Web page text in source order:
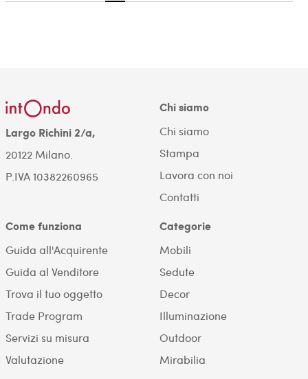
Largo Richini 2/a,
20122 Milano.
P.IVA 10382260965
Chi siamo
Chi siamo
Stampa
Lavora con noi
Contatti
Come funziona
Guida all'Acquirente
Guida al Venditore
Trova il tuo oggetto
Trade Program
Servizi su misura
Valutazione
Categorie
Mobili
Sedute
Decor
Illuminazione
Outdoor
Mirabilia